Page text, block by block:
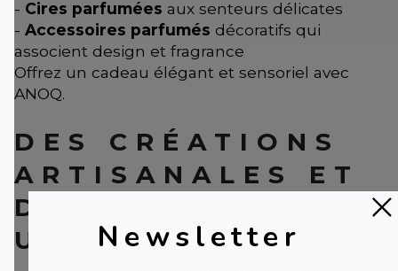
Newsletter
- Cires parfumées aux senteurs délicates
- Accessoires parfumés décoratifs qui
associent design et fragrance
Offrez un cadeau élégant et sensoriel avec
ANOQ.
DES CRÉATIONS
ARTISANALES ET
DES OBJETS
UNIQUES